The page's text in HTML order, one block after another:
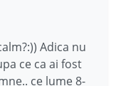
Adica nu
ce ca ai fost
ce lume 8-